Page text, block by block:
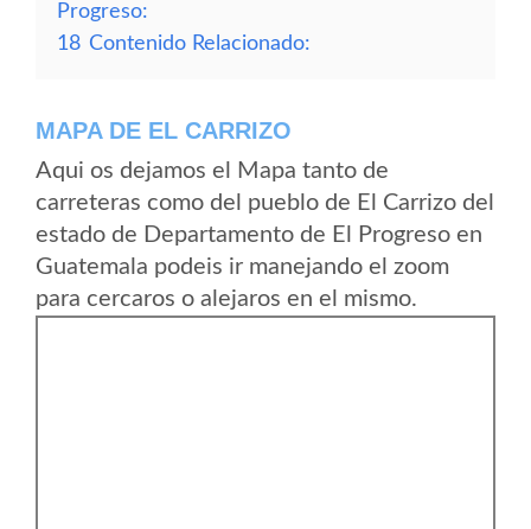
Progreso:
18 Contenido Relacionado:
MAPA DE EL CARRIZO
Aqui os dejamos el Mapa tanto de
carreteras como del pueblo de El Carrizo del
estado de Departamento de El Progreso en
Guatemala podeis ir manejando el zoom
para cercaros o alejaros en el mismo.